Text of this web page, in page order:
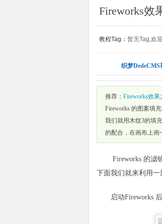
Fireworks效
教程Tag： 暂无Tag,欢迎
织梦DedeCMS
推荐： Fireworks效
Fireworks 的图案填
我们就用木纹3的填
的配合，在画布上画
Fireworks 的滤镜
下面我们就来利用一
启动Fireworks 后